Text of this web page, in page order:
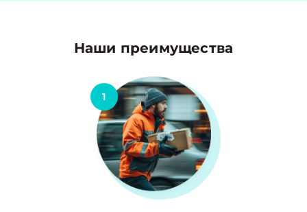
Наши преимущества
1